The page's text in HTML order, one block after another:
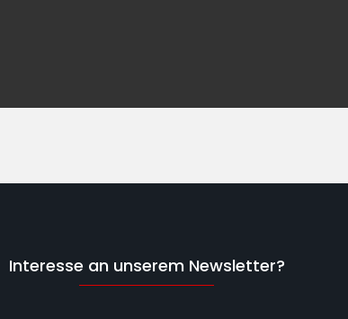
Interesse an unserem Newsletter?